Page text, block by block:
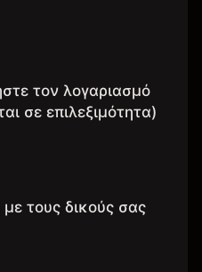
τον λογαριασμό
σε επιλεξιμότητα)
τους δικούς σας